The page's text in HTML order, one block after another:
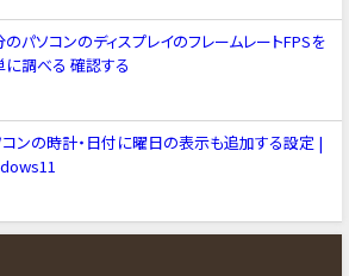
のパソコンのディスプレイのフレームレートFPSを
に調べる 確認する
コンの時計・日付に曜日の表示も追加する設定 |